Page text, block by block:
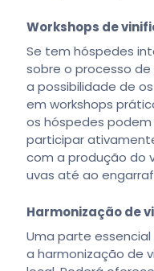
Workshops de
Se tem hóspedes
sobre o processo
a possibilidade de
em workshops
os hóspedes
participar
com a produção do
uvas até ao
Harmonização de
Uma parte
a harmonização de